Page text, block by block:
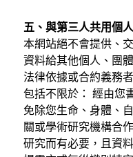
五、與第三人共用個
本網站絕不會提供、
資料給其他個人、團
法律依據或合約義務
包括不限於： 經由您
免除您生命、身體、
關或學術研究機構合
研究而有必要，且資